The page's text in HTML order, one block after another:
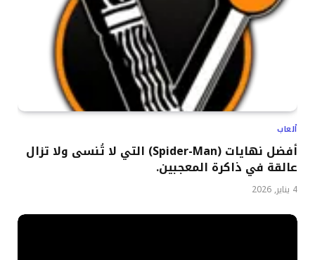
ألعاب
أفضل نهايات (Spider-Man) التي لا تُنسى ولا تزال
عالقة في ذاكرة المعجبين.
4 يناير, 2026